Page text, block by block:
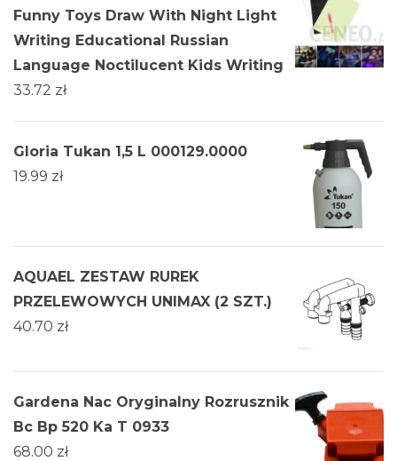
Funny Toys Draw With Night Light
Writing Educational Russian
Language Noctilucent Kids Writing
33.72 zł
Gloria Tukan 1,5 L 000129.0000
19.99 zł
AQUAEL ZESTAW RUREK
PRZELEWOWYCH UNIMAX (2 SZT.)
40.70 zł
Gardena Nac Oryginalny Rozrusznik
Bc Bp 520 Ka T 0933
68.00 zł